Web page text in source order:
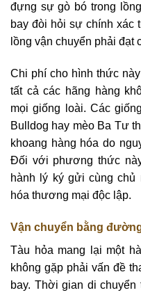
đựng sự gò bó trong
bay đòi hỏi sự chính xác
lồng vận chuyển phải đạt
Chi phí cho hình thức
tất cả các hãng hàng
mọi giống loài. Các
Bulldog hay mèo Ba Tư
khoang hàng hóa do
Đối với phương thức
hành lý ký gửi cùng chủ
hóa thương mại độc lập.
Vận chuyển bằng
Tàu hỏa mang lại một
không gặp phải vấn đề
bay. Thời gian di